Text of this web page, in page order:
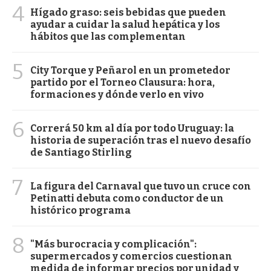
4 Hígado graso: seis bebidas que pueden
ayudar a cuidar la salud hepática y los
hábitos que las complementan
5
City Torque y Peñarol en un prometedor
partido por el Torneo Clausura: hora,
formaciones y dónde verlo en vivo
6
Correrá 50 km al día por todo Uruguay: la
historia de superación tras el nuevo desafío
de Santiago Stirling
7
La figura del Carnaval que tuvo un cruce con
Petinatti debuta como conductor de un
histórico programa
8
"Más burocracia y complicación":
supermercados y comercios cuestionan
medida de informar precios por unidad y